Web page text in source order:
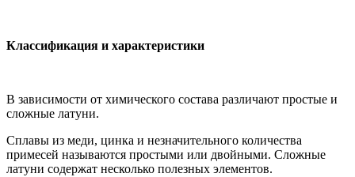
Классификация и характеристики
В зависимости от химического состава различают простые и
сложные латуни.
Сплавы из меди, цинка и незначительного количества
примесей называются простыми или двойными. Сложные
латуни содержат несколько полезных элементов.